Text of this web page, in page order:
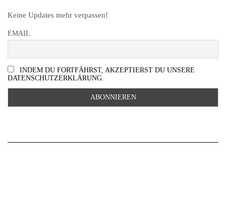
Keine Updates mehr verpassen!
EMAIL
INDEM DU FORTFÄHRST, AKZEPTIERST DU UNSERE
DATENSCHUTZERKLÄRUNG.